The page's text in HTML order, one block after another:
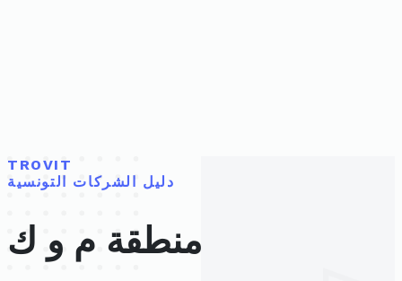
TROVIT
دليل الشركات التونسية
منطقة م و ك